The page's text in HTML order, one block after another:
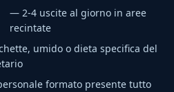
— 2-4 uscite al giorno in aree
recintate
umido o dieta specifica del
formato presente tutto